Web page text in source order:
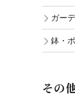
ガー
鉢・
その